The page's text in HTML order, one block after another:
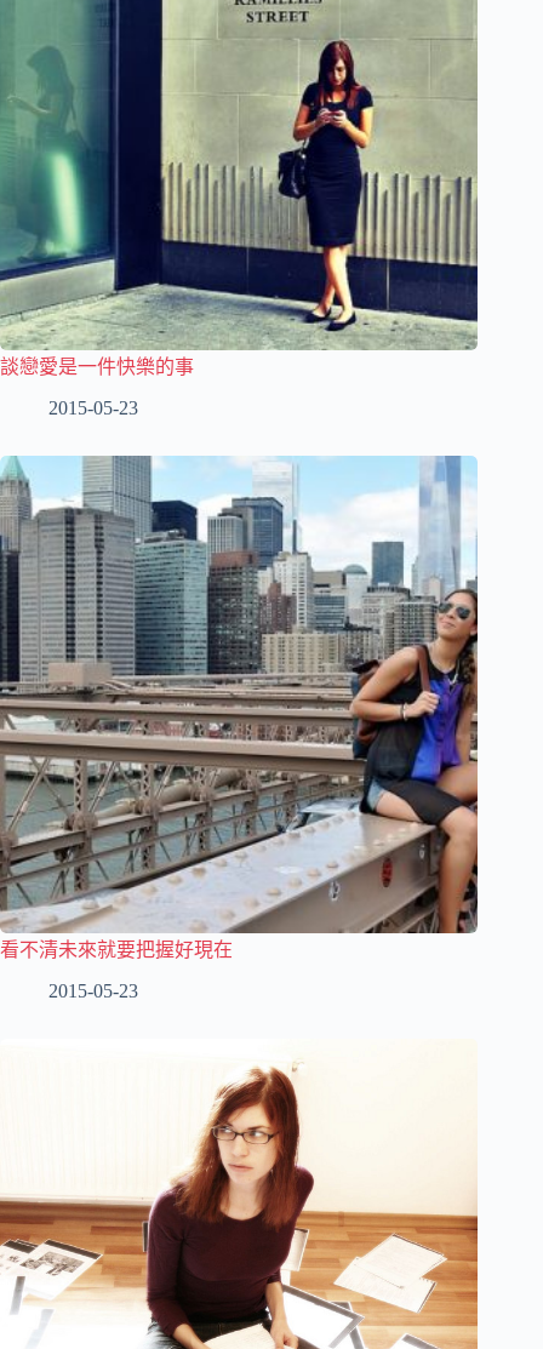
談戀愛是一件快樂的事
2015-05-23
看不清未來就要把握好現在
2015-05-23